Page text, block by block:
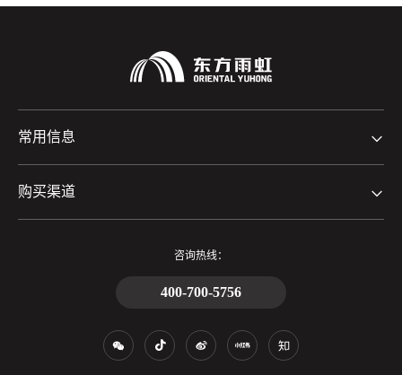
常用信息
购买渠道
咨询热线：
400-700-5756